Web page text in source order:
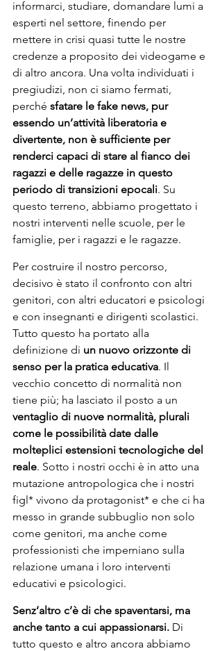
informarci, studiare, domandare lumi a
esperti nel settore, finendo per
mettere in crisi quasi tutte le nostre
credenze a proposito dei videogame e
di altro ancora. Una volta individuati i
pregiudizi, non ci siamo fermati,
perché sfatare le fake news, pur
essendo un’attività liberatoria e
divertente, non è sufficiente per
renderci capaci di stare al fianco dei
ragazzi e delle ragazze in questo
periodo di transizioni epocali. Su
questo terreno, abbiamo progettato i
nostri interventi nelle scuole, per le
famiglie, per i ragazzi e le ragazze.
Per costruire il nostro percorso,
decisivo è stato il confronto con altri
genitori, con altri educatori e psicologi
e con insegnanti e dirigenti scolastici.
Tutto questo ha portato alla
definizione di un nuovo orizzonte di
senso per la pratica educativa. Il
vecchio concetto di normalità non
tiene più; ha lasciato il posto a un
ventaglio di nuove normalità, plurali
come le possibilità date dalle
molteplici estensioni tecnologiche del
reale. Sotto i nostri occhi è in atto una
mutazione antropologica che i nostri
figl* vivono da protagonist* e che ci ha
messo in grande subbuglio non solo
come genitori, ma anche come
professionisti che imperniano sulla
relazione umana i loro interventi
educativi e psicologici.
Senz’altro c’è di che spaventarsi, ma
anche tanto a cui appassionarsi. Di
tutto questo e altro ancora abbiamo